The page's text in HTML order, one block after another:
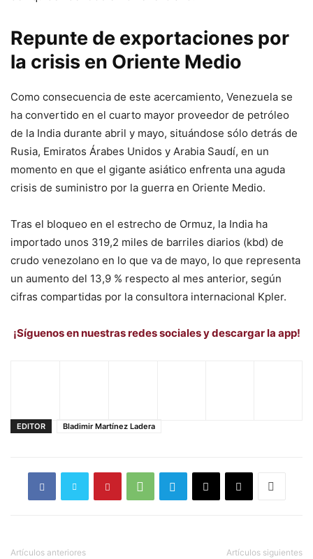
Repunte de exportaciones por
la crisis en Oriente Medio
Como consecuencia de este acercamiento, Venezuela se
ha convertido en el cuarto mayor proveedor de petróleo
de la India durante abril y mayo, situándose sólo detrás de
Rusia, Emiratos Árabes Unidos y Arabia Saudí, en un
momento en que el gigante asiático enfrenta una aguda
crisis de suministro por la guerra en Oriente Medio.
Tras el bloqueo en el estrecho de Ormuz, la India ha
importado unos 319,2 miles de barriles diarios (kbd) de
crudo venezolano en lo que va de mayo, lo que representa
un aumento del 13,9 % respecto al mes anterior, según
cifras compartidas por la consultora internacional Kpler.
¡Síguenos en nuestras redes sociales y descargar la app!
EDITOR Bladimir Martínez Ladera
Artículos anteriores Artículos siguientes